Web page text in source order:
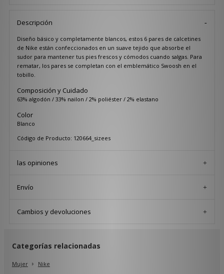
Descripción
Diseño básico y completamente blancos, estos 6 pares de calcetines
de Nike están confeccionados en un suave tejido que absorbe el
sudor para mantener tus pies frescos y cómodos cuando salgas. Para
rematar, los pares se completan con el emblemático Swoosh en el
tobillo.
Composición y Cuidado
63% algodón / 33% nailon / 2% poliéster / 2% elastano
Color
Blanco
Código de Producto: 120664_sizees
las opiniones
Envío
Cambios y devoluciones
Categorías relacionadas
Mujer
Nike